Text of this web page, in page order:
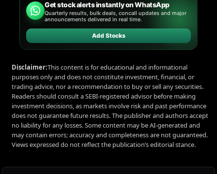
Get stock alerts instantly on WhatsApp
Quarterly results, bulk deals, concall updates and major
announcements delivered in real time.
Add Stocks
Disclaimer:This content is for educational and informational
purposes only and does not constitute investment, financial, or
trading advice, nor a recommendation to buy or sell any securities.
Readers should consult a SEBI-registered advisor before making
investment decisions, as markets involve risk and past performance
does not guarantee future results. The publisher and authors accept
no liability for any losses. Some content may be AI-generated and
may contain errors; accuracy and completeness are not guaranteed.
Views expressed do not reflect the publication’s editorial stance.